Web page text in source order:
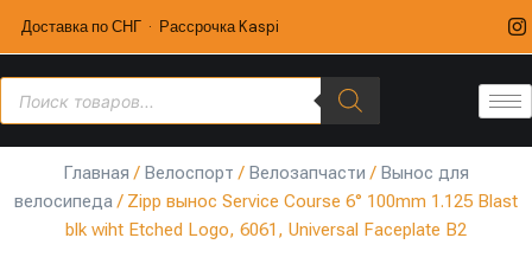
Доставка по СНГ · Рассрочка Kaspi
Главная / Велоспорт / Велозапчасти / Вынос для
велосипеда/ Zipp вынос Service Course 6° 100mm 1.125 Blast
blk wiht Etched Logo, 6061, Universal Faceplate B2